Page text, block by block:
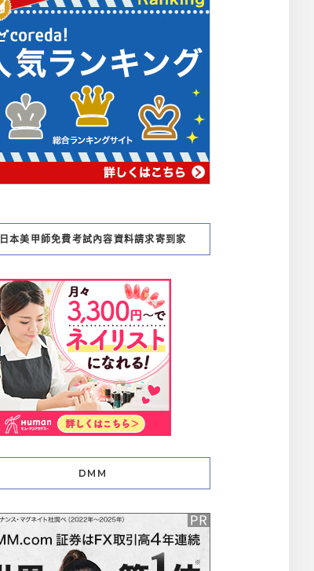
日本美甲師免費考試內容資料請求寄到家
DMM